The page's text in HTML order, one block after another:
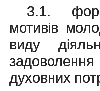
3.1.
мотивів
виду
духовних